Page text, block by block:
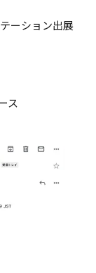
ーション出展
ス